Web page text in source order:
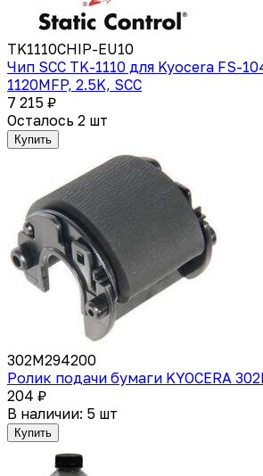
TK1110CHIP-EU10
Чип SCC TK-1110 для Kyocera FS-
1120MFP, 2.5K, SCC
7 215 ₽
Осталось 2 шт
Купить
302M294200
Ролик подачи бумаги KYOCERA
204 ₽
В наличии: 5 шт
Купить